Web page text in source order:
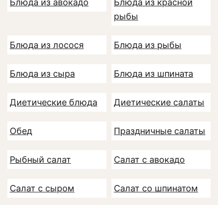
Блюда из авокадо
Блюда из красной
рыбы
Блюда из лосося Блюда из рыбы
Блюда из сыра Блюда из шпината
Диетические блюда Диетические салаты
Обед Праздничные салаты
Рыбный салат Салат с авокадо
Салат с сыром Салат со шпинатом